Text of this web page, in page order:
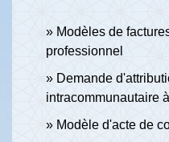
Modèles de
professionnel
Demande
intracommunautaire
Modèle d'acte de